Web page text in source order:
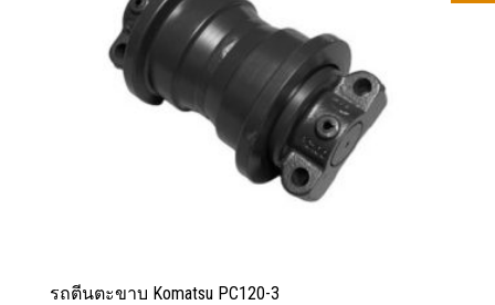
รถตีนตะขาบ Komatsu PC120-3